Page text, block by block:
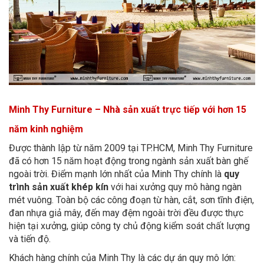
Minh Thy Furniture – Nhà sản xuất trực tiếp với hơn 15
năm kinh nghiệm
Được thành lập từ năm 2009 tại TP.HCM, Minh Thy Furniture
đã có hơn 15 năm hoạt động trong ngành sản xuất bàn ghế
ngoài trời. Điểm mạnh lớn nhất của Minh Thy chính là quy
trình sản xuất khép kín với hai xưởng quy mô hàng ngàn
mét vuông. Toàn bộ các công đoạn từ hàn, cắt, sơn tĩnh điện,
đan nhựa giả mây, đến may đệm ngoài trời đều được thực
hiện tại xưởng, giúp công ty chủ động kiểm soát chất lượng
và tiến độ.
Khách hàng chính của Minh Thy là các dự án quy mô lớn: